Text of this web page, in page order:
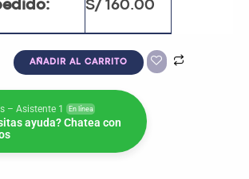
S/ 160.00
AÑADIR AL CARRITO
– Asistente 1 En línea
ayuda? Chatea con